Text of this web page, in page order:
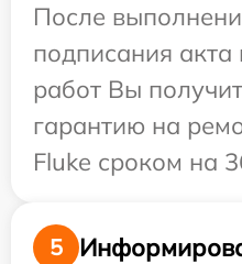
После
подписания
работ Вы
гарантию на
Fluke сроком на
5